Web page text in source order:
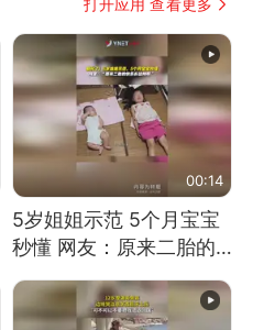
打开应用 查看更多
00:14
5岁姐姐示范 5个月宝宝
秒懂 网友：原来二胎的